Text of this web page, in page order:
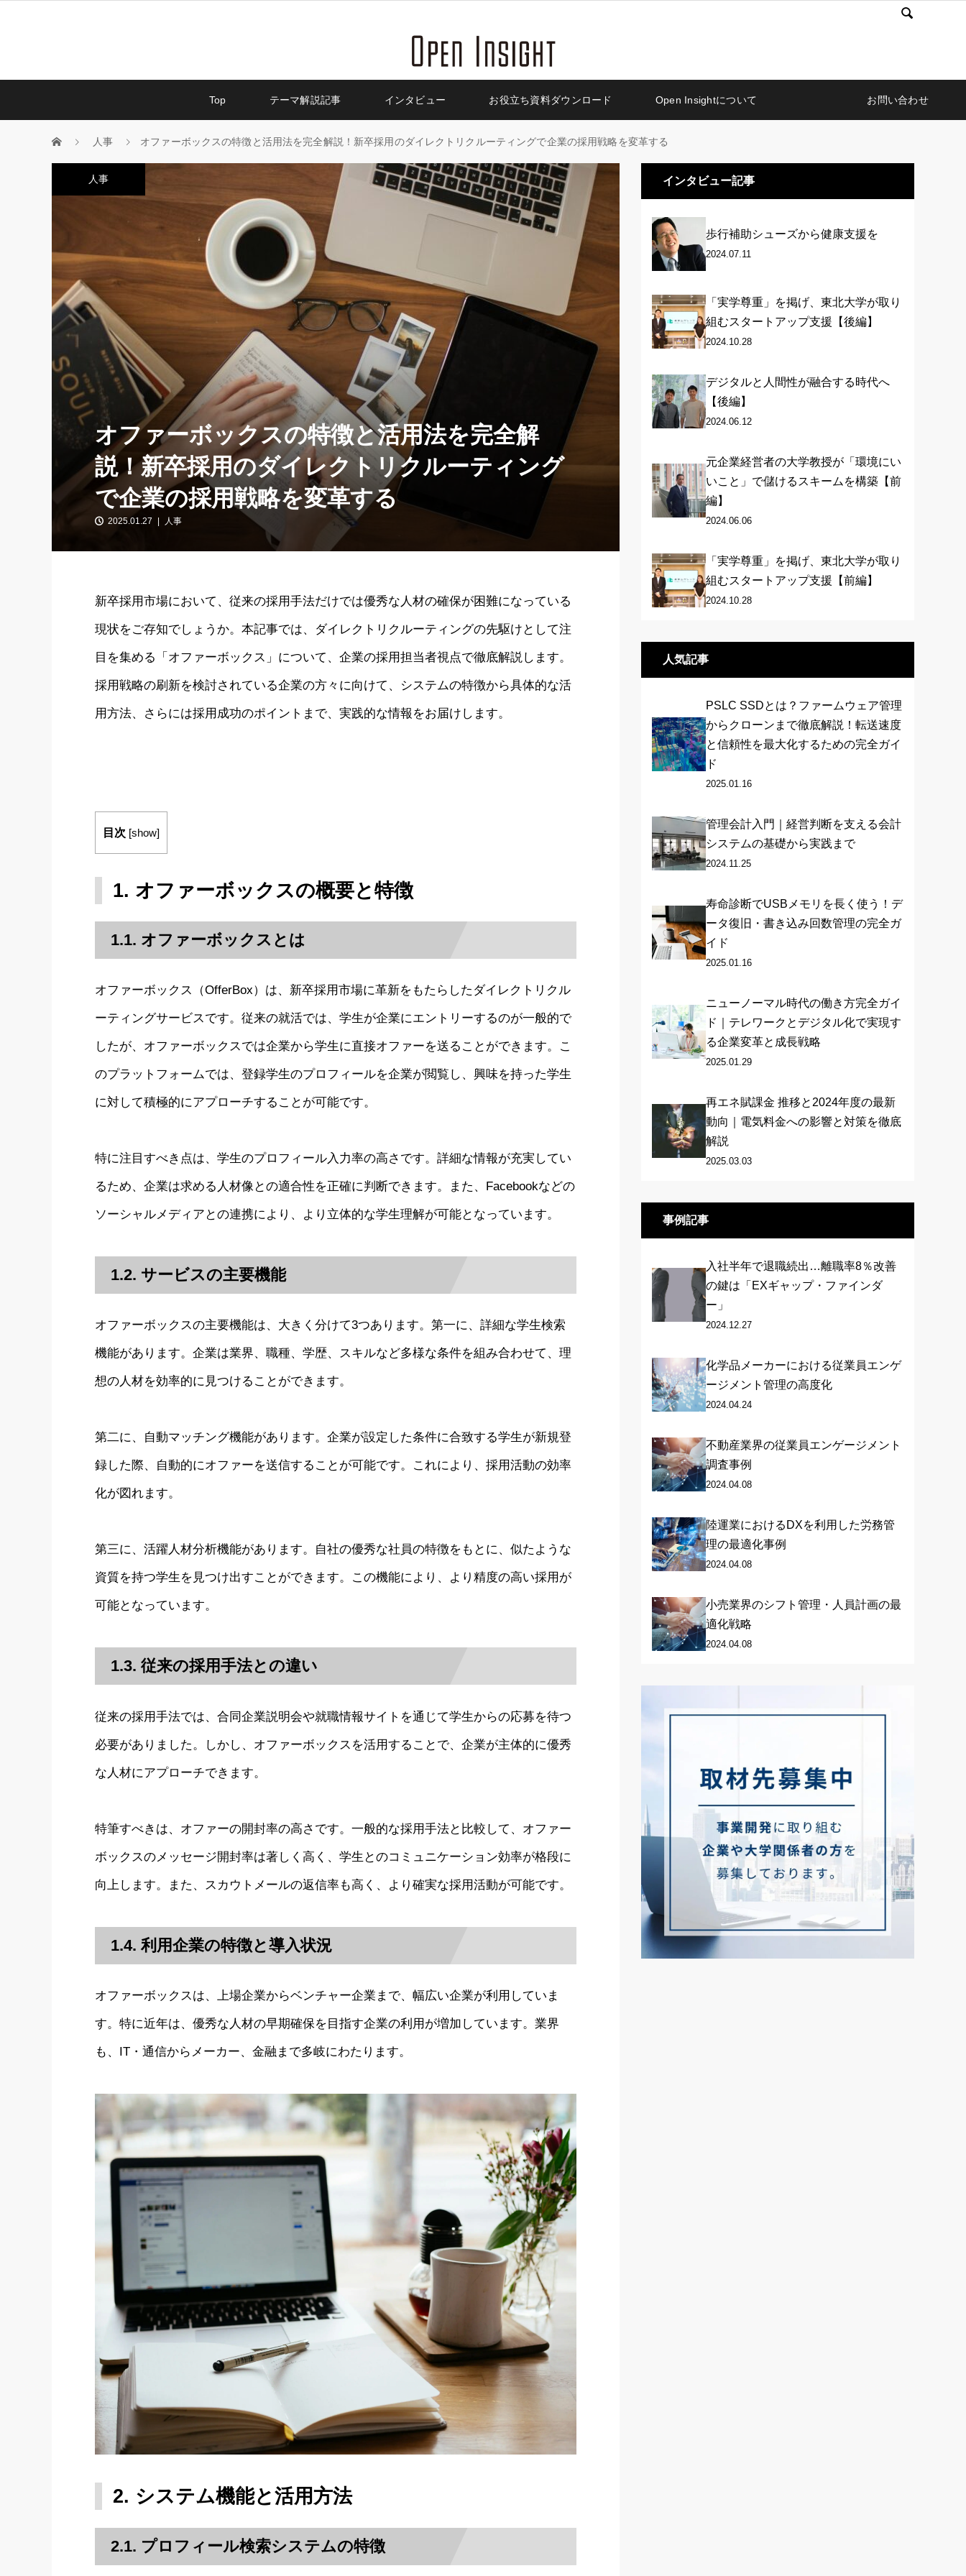

Top テーマ解説記事 インタビュー お役立ち資料ダウンロード Open Insightについて お問い合わせ
人事 オファーボックスの特徴と活用法を完全解説！新卒採用のダイレクトリクルーティングで企業の採用戦略を変革する
人事
オファーボックスの特徴と活用法を完全解
説！新卒採用のダイレクトリクルーティング
で企業の採用戦略を変革する
2025.01.27 人事
新卒採用市場において、従来の採用手法だけでは優秀な人材の確保が困難になっている
現状をご存知でしょうか。本記事では、ダイレクトリクルーティングの先駆けとして注
目を集める「オファーボックス」について、企業の採用担当者視点で徹底解説します。
採用戦略の刷新を検討されている企業の方々に向けて、システムの特徴から具体的な活
用方法、さらには採用成功のポイントまで、実践的な情報をお届けします。
目次 [show]
1. オファーボックスの概要と特徴
1.1. オファーボックスとは
オファーボックス（OfferBox）は、新卒採用市場に革新をもたらしたダイレクトリクル
ーティングサービスです。従来の就活では、学生が企業にエントリーするのが一般的で
したが、オファーボックスでは企業から学生に直接オファーを送ることができます。こ
のプラットフォームでは、登録学生のプロフィールを企業が閲覧し、興味を持った学生
に対して積極的にアプローチすることが可能です。
特に注目すべき点は、学生のプロフィール入力率の高さです。詳細な情報が充実してい
るため、企業は求める人材像との適合性を正確に判断できます。また、Facebookなどの
ソーシャルメディアとの連携により、より立体的な学生理解が可能となっています。
1.2. サービスの主要機能
オファーボックスの主要機能は、大きく分けて3つあります。第一に、詳細な学生検索
機能があります。企業は業界、職種、学歴、スキルなど多様な条件を組み合わせて、理
想の人材を効率的に見つけることができます。
第二に、自動マッチング機能があります。企業が設定した条件に合致する学生が新規登
録した際、自動的にオファーを送信することが可能です。これにより、採用活動の効率
化が図れます。
第三に、活躍人材分析機能があります。自社の優秀な社員の特徴をもとに、似たような
資質を持つ学生を見つけ出すことができます。この機能により、より精度の高い採用が
可能となっています。
1.3. 従来の採用手法との違い
従来の採用手法では、合同企業説明会や就職情報サイトを通じて学生からの応募を待つ
必要がありました。しかし、オファーボックスを活用することで、企業が主体的に優秀
な人材にアプローチできます。
特筆すべきは、オファーの開封率の高さです。一般的な採用手法と比較して、オファー
ボックスのメッセージ開封率は著しく高く、学生とのコミュニケーション効率が格段に
向上します。また、スカウトメールの返信率も高く、より確実な採用活動が可能です。
1.4. 利用企業の特徴と導入状況
オファーボックスは、上場企業からベンチャー企業まで、幅広い企業が利用していま
す。特に近年は、優秀な人材の早期確保を目指す企業の利用が増加しています。業界
も、IT・通信からメーカー、金融まで多岐にわたります。
2. システム機能と活用方法
2.1. プロフィール検索システムの特徴
インタビュー記事
歩行補助シューズから健康支援を
2024.07.11
「実学尊重」を掲げ、東北大学が取り
組むスタートアップ支援【後編】
2024.10.28
デジタルと人間性が融合する時代へ
【後編】
2024.06.12
元企業経営者の大学教授が「環境にい
いこと」で儲けるスキームを構築【前
編】
2024.06.06
「実学尊重」を掲げ、東北大学が取り
組むスタートアップ支援【前編】
2024.10.28
人気記事
PSLC SSDとは？ファームウェア管理
からクローンまで徹底解説！転送速度
と信頼性を最大化するための完全ガイ
ド
2025.01.16
管理会計入門｜経営判断を支える会計
システムの基礎から実践まで
2024.11.25
寿命診断でUSBメモリを長く使う！デ
ータ復旧・書き込み回数管理の完全ガ
イド
2025.01.16
ニューノーマル時代の働き方完全ガイ
ド｜テレワークとデジタル化で実現す
る企業変革と成長戦略
2025.01.29
再エネ賦課金 推移と2024年度の最新
動向｜電気料金への影響と対策を徹底
解説
2025.03.03
事例記事
入社半年で退職続出…離職率8％改善
の鍵は「EXギャップ・ファインダ
ー」
2024.12.27
化学品メーカーにおける従業員エンゲ
ージメント管理の高度化
2024.04.24
不動産業界の従業員エンゲージメント
調査事例
2024.04.08
陸運業におけるDXを利用した労務管
理の最適化事例
2024.04.08
小売業界のシフト管理・人員計画の最
適化戦略
2024.04.08